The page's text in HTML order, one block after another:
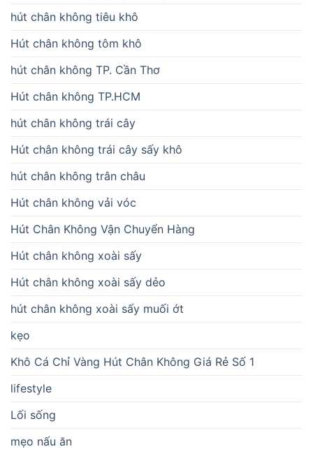
hút chân không tiêu khô
Hút chân không tôm khô
hút chân không TP. Cần Thơ
Hút chân không TP.HCM
hút chân không trái cây
Hút chân không trái cây sấy khô
hút chân không trân châu
Hút chân không vải vóc
Hút Chân Không Vận Chuyển Hàng
Hút chân không xoài sấy
Hút chân không xoài sấy dẻo
hút chân không xoài sấy muối ớt
kẹo
Khô Cá Chỉ Vàng Hút Chân Không Giá Rẻ Số 1
lifestyle
Lối sống
mẹo nấu ăn